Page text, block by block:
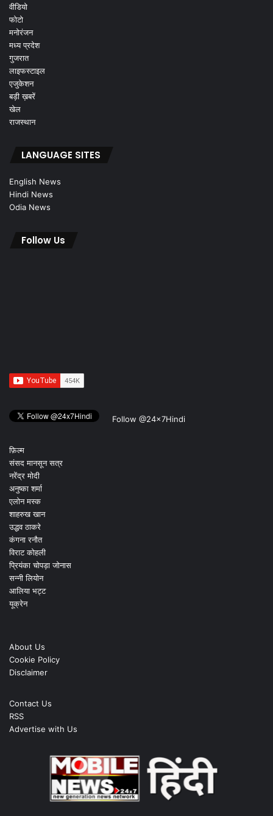
वीडियो
फोटो
मनोरंजन
मध्य प्रदेश
गुजरात
लाइफस्टाइल
एजुकेशन
बड़ी ख़बरें
खेल
राजस्थान
LANGUAGE SITES
English News
Hindi News
Odia News
Follow Us
Follow @24x7Hindi
फ़िल्म
संसद मानसून सत्र
नरेंद्र मोदी
अनुष्का शर्मा
एलोन मस्क
शाहरुख खान
उद्धव ठाकरे
कंगना रनौत
विराट कोहली
प्रियंका चोपड़ा जोनास
सन्नी लियोन
आलिया भट्ट
यूक्रेन
About Us
Cookie Policy
Disclaimer
Contact Us
RSS
Advertise with Us